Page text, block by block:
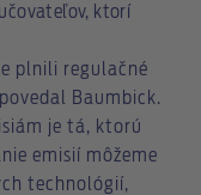
ktorí
plnili regulačné
Baumbick.
je tá, ktorú
emisií môžeme
technológií,